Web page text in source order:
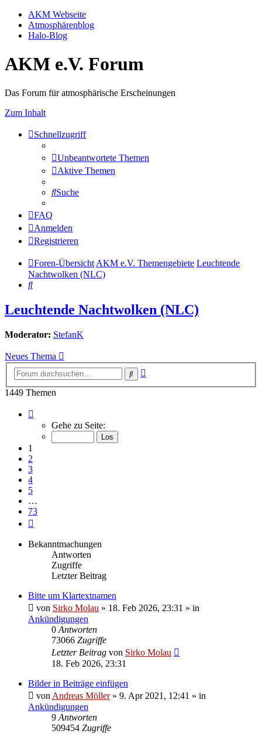
AKM Webseite
Atmosphärenblog
Halo-Blog
AKM e.V. Forum
Das Forum für atmosphärische Erscheinungen
Zum Inhalt
Schnellzugriff
Unbeantwortete Themen
Aktive Themen
Suche
FAQ
Anmelden
Registrieren
Foren-Übersicht AKM e.V. Themengebiete Leuchtende
Nachtwolken (NLC)
Suche
Leuchtende Nachtwolken (NLC)
Moderator: StefanK
Neues Thema
Suche
1449 Themen
von
Gehe zu Seite:
1
2
3
4
5
…
73
Bekanntmachungen
Antworten
Zugriffe
Letzter Beitrag
Bitte um Klartextnamen
von Sirko Molau » 18. Feb 2026, 23:31 » in
Ankündigungen
0 Antworten
73066 Zugriffe
Letzter Beitrag von Sirko Molau
18. Feb 2026, 23:31
Bilder in Beiträge einfügen
von Andreas Möller» 9. Apr 2021, 12:41 » in
Ankündigungen
9 Antworten
509454 Zugriffe